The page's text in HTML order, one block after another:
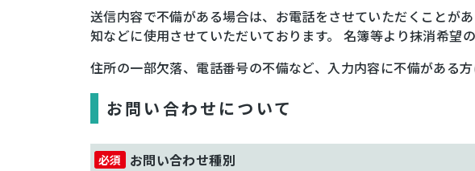
送信内容で不備がある場合は、お電話をさせていただくことが
知などに使用させていただいております。 名簿等より抹消希望
住所の一部欠落、電話番号の不備など、入力内容に不備がある
お問い合わせについて
お問い合わせ種別